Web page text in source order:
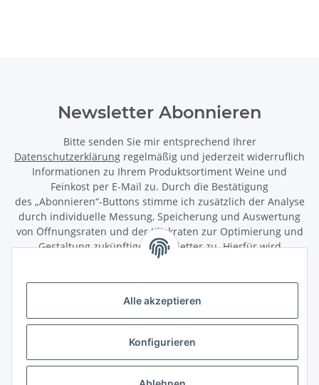
Alle akzeptieren
Konfigurieren
Newsletter Abonnieren
Bitte senden Sie mir entsprechend Ihrer
Datenschutzerklärung regelmäßig und jederzeit widerruflich
Informationen zu Ihrem Produktsortiment Weine und
Feinkost per E-Mail zu. Durch die Bestätigung
des „Abonnieren“-Buttons stimme ich zusätzlich der Analyse
durch individuelle Messung, Speicherung und Auswertung
von Öffnungsraten und der Klickraten zur Optimierung und
Gestaltung zukünftiger Newsletter zu. Hierfür wird
das Nutzungsverhalten in pseudonymisierter Form
Wirkung für die Zukunft über den Link in unserem Newsletter
abbestellen / widerrufen.